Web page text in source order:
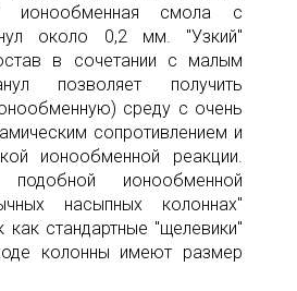
ионообменная смола с
около 0,2 мм. "Узкий"
в сочетании с малым
позволяет получить
среду с очень
сопротивлением и
ионообменной реакции.
подобной ионообменной
насыпных колоннах"
стандартные "щелевики"
колонны имеют размер